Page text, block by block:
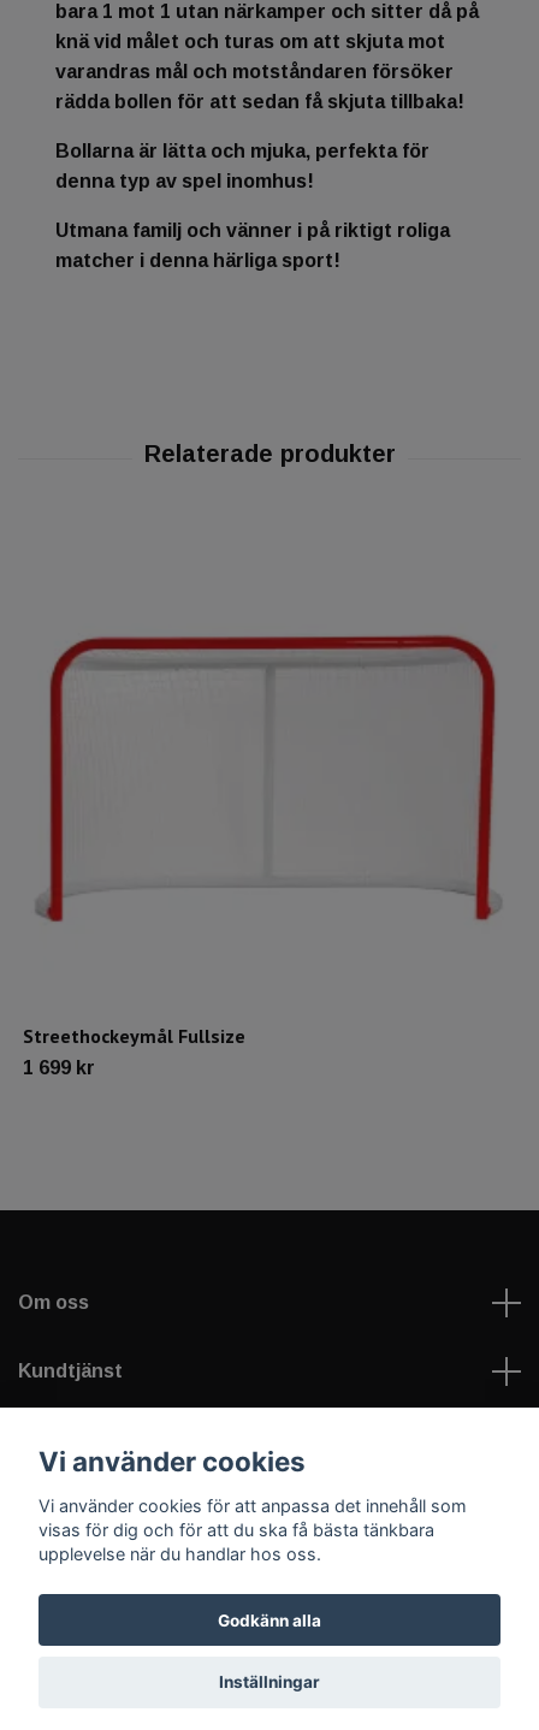
bara 1 mot 1 utan närkamper och sitter då på
knä vid målet och turas om att skjuta mot
varandras mål och motståndaren försöker
rädda bollen för att sedan få skjuta tillbaka!
Bollarna är lätta och mjuka, perfekta för
denna typ av spel inomhus!
Utmana familj och vänner i på riktigt roliga
matcher i denna härliga sport!
Streethockeymål Fullsize
1 699 kr
Om oss
Kundtjänst
Sociala medier
© 2026 Welfare Games AB - sportNplay.se
Vi använder cookies
Vi använder cookies för att anpassa det innehåll som
visas för dig och för att du ska få bästa tänkbara
upplevelse när du handlar hos oss.
Godkänn alla
Inställningar